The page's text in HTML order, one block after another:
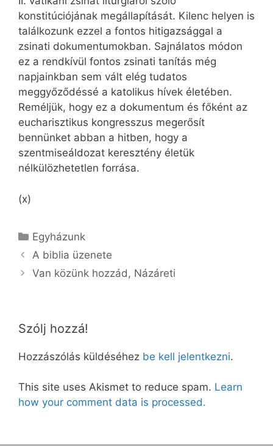
konstitúciójának megállapítását. Kilenc helyen is
találkozunk ezzel a fontos hitigazsággal a
zsinati dokumentumokban. Sajnálatos módon
ez a rendkívül fontos zsinati tanítás még
napjainkban sem vált elég tudatos
meggyőződéssé a katolikus hívek életében.
Reméljük, hogy ez a dokumentum és főként az
eu­charisztikus kongresszus megerősít
bennünket abban a hitben, hogy a
szentmiseáldozat keresztény életük
nélkülözhetetlen forrása.
(x)
Kategória
Egyházunk
A biblia üzenete
Van közünk hozzád, Názáreti
Szólj hozzá!
Hozzászólás küldéséhez be kell jelentkezni.
This site uses Akismet to reduce spam. Learn
how your comment data is processed.